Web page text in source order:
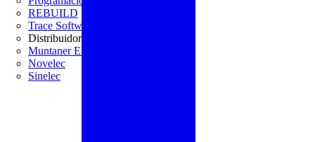
REBUILD
Trace Software
Distribuidor
Muntaner Electro
Novelec
Sinelec